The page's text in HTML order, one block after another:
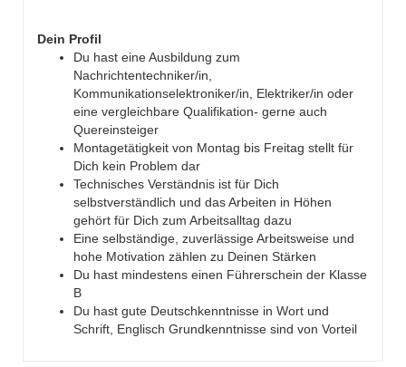
Dein Profil
Du hast eine Ausbildung zum
Nachrichtentechniker/in,
Kommunikationselektroniker/in, Elektriker/in oder
eine vergleichbare Qualifikation- gerne auch
Quereinsteiger
Montagetätigkeit von Montag bis Freitag stellt für
Dich kein Problem dar
Technisches Verständnis ist für Dich
selbstverständlich und das Arbeiten in Höhen
gehört für Dich zum Arbeitsalltag dazu
Eine selbständige, zuverlässige Arbeitsweise und
hohe Motivation zählen zu Deinen Stärken
Du hast mindestens einen Führerschein der Klasse
B
Du hast gute Deutschkenntnisse in Wort und
Schrift, Englisch Grundkenntnisse sind von Vorteil